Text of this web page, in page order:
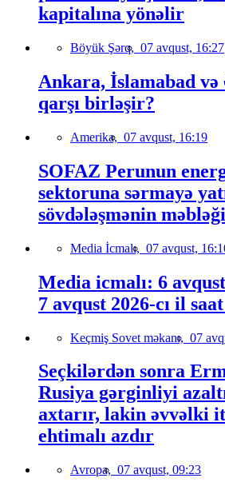
kapitalına yönəlir
Böyük Şərq, 07 avqust, 16:27
Ankara, İslamabad
qarşı birləşir?
Amerika, 07 avqust, 16:19
SOFAZ Perunun
sektoruna sərmayə
sövdələşmənin
Media İcmalı, 07 avqust,
Media icmalı: 6
7 avqust 2026-cı il
Keçmiş Sovet məkanı, 07
Seçkilərdən sonra
Rusiya gərginliyi
axtarır, lakin əvvəlki
ehtimalı azdır
Avropa, 07 avqust, 09:23